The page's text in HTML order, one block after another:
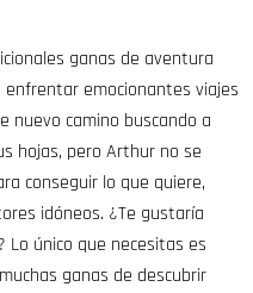
ganas de aventura
emocionantes viajes
nuevo camino buscando a
hojas, pero Arthur no se
conseguir lo que quiere,
idóneos. ¿Te gustaría
único que necesitas es
ganas de descubrir